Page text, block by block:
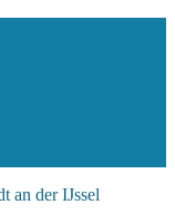
an der IJssel